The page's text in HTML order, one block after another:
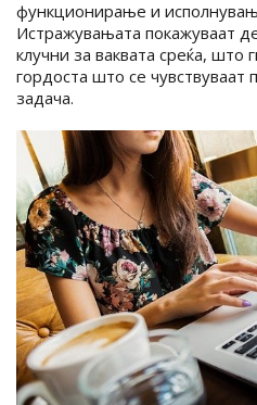
функционирање и
Истражувањата покажуваат
клучни за ваквата среќа, што
гордоста што се
задача.